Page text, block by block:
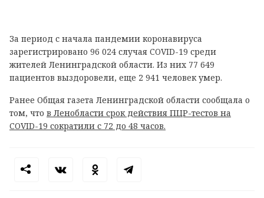
За период с начала пандемии коронавируса
зарегистрировано 96 024 случая COVID-19 среди
жителей Ленинградской области. Из них 77 649
пациентов выздоровели, еще 2 941 человек умер.
Ранее Общая газета Ленинградской области сообщала о
том, что в Ленобласти срок действия ПЦР-тестов на
COVID-19 сократили с 72 до 48 часов.